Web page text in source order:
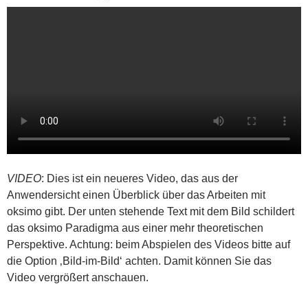
VIDEO: Dies ist ein neueres Video, das aus der
Anwendersicht einen Überblick über das Arbeiten mit
oksimo gibt. Der unten stehende Text mit dem Bild schildert
das oksimo Paradigma aus einer mehr theoretischen
Perspektive. Achtung: beim Abspielen des Videos bitte auf
die Option ‚Bild-im-Bild‘ achten. Damit können Sie das
Video vergrößert anschauen.